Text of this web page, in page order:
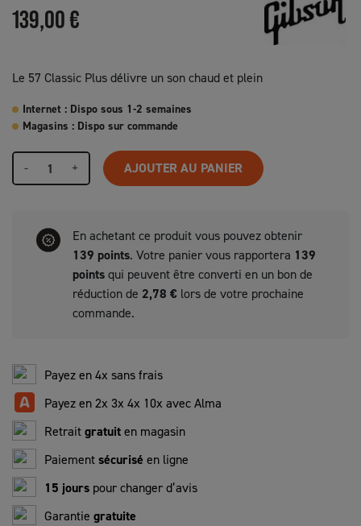
139,00 €
Le 57 Classic Plus délivre un son chaud et plein
Internet : Dispo sous 1-2 semaines
Magasins : Dispo sur commande
- + AJOUTER AU PANIER
En achetant ce produit vous pouvez obtenir
139 points. Votre panier vous rapportera 139
pointsqui peuvent être converti en un bon de
réduction de 2,78 €lors de votre prochaine
commande.
Payez en 4x sans frais
Payez en 2x 3x 4x 10x avec Alma
Retraitgratuiten magasin
Paiementsécurisé en ligne
15 jours pour changer d’avis
Garantie gratuite